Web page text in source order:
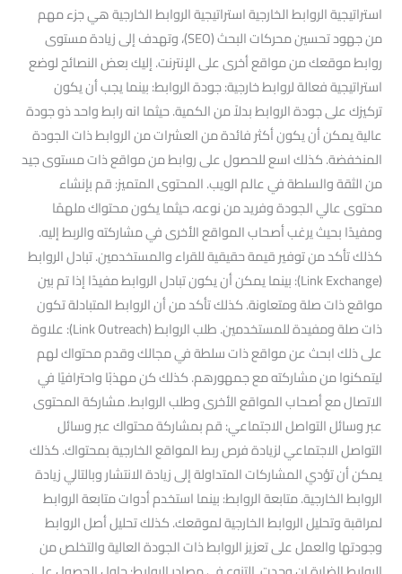
استراتيجية الروابط الخارجية استراتيجية الروابط الخارجية هي جزء مهم
من جهود تحسين محركات البحث (SEO)، وتهدف إلى زيادة مستوى
روابط موقعك من مواقع أخرى على الإنترنت. إليك بعض النصائح لوضع
استراتيجية فعالة لروابط خارجية: جودة الروابط: بينما يجب أن يكون
تركيزك على جودة الروابط بدلاً من الكمية. حيثما انه رابط واحد ذو جودة
عالية يمكن أن يكون أكثر فائدة من العشرات من الروابط ذات الجودة
المنخفضة. كذلك اسع للحصول على روابط من مواقع ذات مستوى جيد
من الثقة والسلطة في عالم الويب. المحتوى المتميز: قم بإنشاء
محتوى عالي الجودة وفريد من نوعه، حيثما يكون محتواك ملهمًا
ومفيدًا بحيث يرغب أصحاب المواقع الأخرى في مشاركته والربط إليه.
كذلك تأكد من توفير قيمة حقيقية للقراء والمستخدمين. تبادل الروابط
(Link Exchange): بينما يمكن أن يكون تبادل الروابط مفيدًا إذا تم بين
مواقع ذات صلة ومتعاونة. كذلك تأكد من أن الروابط المتبادلة تكون
ذات صلة ومفيدة للمستخدمين. طلب الروابط (Link Outreach): علاوة
على ذلك ابحث عن مواقع ذات سلطة في مجالك وقدم محتواك لهم
ليتمكنوا من مشاركته مع جمهورهم. كذلك كن مهذبًا واحترافيًا في
الاتصال مع أصحاب المواقع الأخرى وطلب الروابط. مشاركة المحتوى
عبر وسائل التواصل الاجتماعي: قم بمشاركة محتواك عبر وسائل
التواصل الاجتماعي لزيادة فرص ربط المواقع الخارجية بمحتواك. كذلك
يمكن أن تؤدي المشاركات المتداولة إلى زيادة الانتشار وبالتالي زيادة
الروابط الخارجية. متابعة الروابط: بينما استخدم أدوات متابعة الروابط
لمراقبة وتحليل الروابط الخارجية لموقعك. كذلك تحليل أصل الروابط
وجودتها والعمل على تعزيز الروابط ذات الجودة العالية والتخلص من